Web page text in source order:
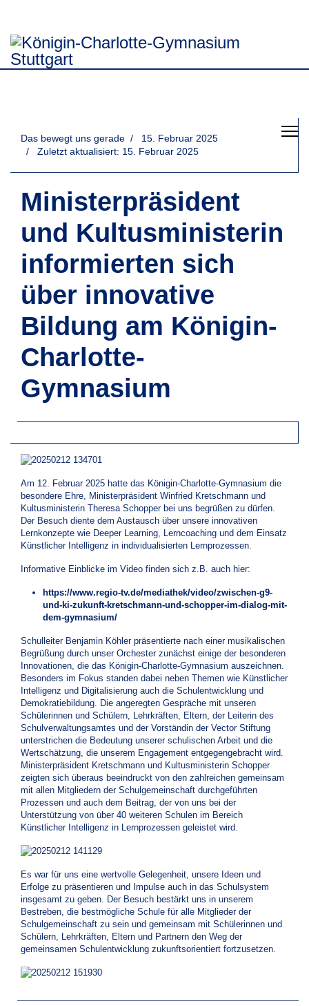
Das bewegt uns gerade
15. Februar 2025
Zuletzt aktualisiert: 15. Februar 2025
Ministerpräsident
und Kultusministerin
informierten sich
über innovative
Bildung am Königin-
Charlotte-
Gymnasium
Am 12. Februar 2025 hatte das Königin-Charlotte-Gymnasium die
besondere Ehre, Ministerpräsident Winfried Kretschmann und
Kultusministerin Theresa Schopper bei uns begrüßen zu dürfen.
Der Besuch diente dem Austausch über unsere innovativen
Lernkonzepte wie Deeper Learning, Lerncoaching und dem Einsatz
Künstlicher Intelligenz in individualisierten Lernprozessen.
Informative Einblicke im Video finden sich z.B. auch hier:
https://www.regio-tv.de/mediathek/video/zwischen-g9-
und-ki-zukunft-kretschmann-und-schopper-im-dialog-mit-
dem-gymnasium/
Schulleiter Benjamin Köhler präsentierte nach einer musikalischen
Begrüßung durch unser Orchester zunächst einige der besonderen
Innovationen, die das Königin-Charlotte-Gymnasium auszeichnen.
Besonders im Fokus standen dabei neben Themen wie Künstlicher
Intelligenz und Digitalisierung auch die Schulentwicklung und
Demokratiebildung. Die angeregten Gespräche mit unseren
Schülerinnen und Schülern, Lehrkräften, Eltern, der Leiterin des
Schulverwaltungsamtes und der Vorständin der Vector Stiftung
unterstrichen die Bedeutung unserer schulischen Arbeit und die
Wertschätzung, die unserem Engagement entgegengebracht wird.
Ministerpräsident Kretschmann und Kultusministerin Schopper
zeigten sich überaus beeindruckt von den zahlreichen gemeinsam
mit allen Mitgliedern der Schulgemeinschaft durchgeführten
Prozessen und auch dem Beitrag, der von uns bei der
Unterstützung von über 40 weiteren Schulen im Bereich
Künstlicher Intelligenz in Lernprozessen geleistet wird.
Es war für uns eine wertvolle Gelegenheit, unsere Ideen und
Erfolge zu präsentieren und Impulse auch in das Schulsystem
insgesamt zu geben. Der Besuch bestärkt uns in unserem
Bestreben, die bestmögliche Schule für alle Mitglieder der
Schulgemeinschaft zu sein und gemeinsam mit Schülerinnen und
Schülern, Lehrkräften, Eltern und Partnern den Weg der
gemeinsamen Schulentwicklung zukunftsorientiert fortzusetzen.